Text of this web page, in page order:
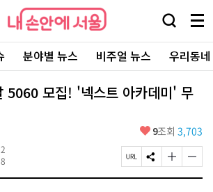
내
손
에
울
검
창
열
기
메
뉴
전
체
보
분야별 뉴스 비주얼 뉴스 우리동
5060 모집! '넥스트 아카데미' 무
좋
요
9조회 3,703
페
이
S
N
글
자
글
자